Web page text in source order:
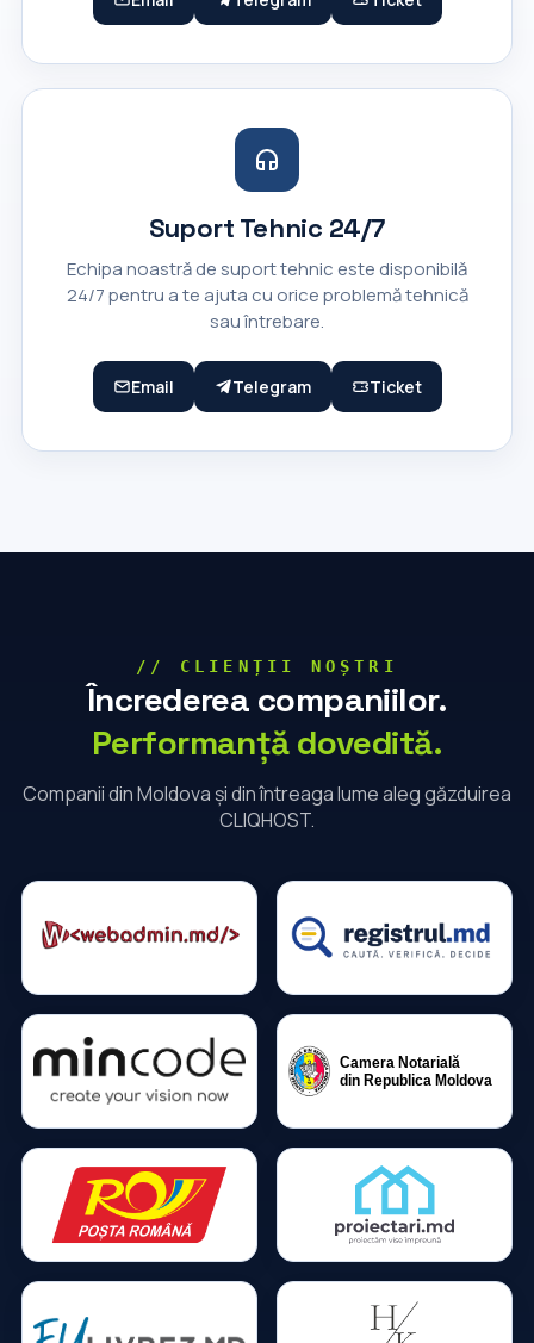
Suport Tehnic 24/7
Echipa noastră de suport tehnic este disponibilă
24/7 pentru a te ajuta cu orice problemă tehnică
sau întrebare.
Email Telegram Ticket
// CLIENȚII NOȘTRI
Încrederea companiilor.
Performanță dovedită.
Companii din Moldova și din întreaga lume aleg găzduirea
CLIQHOST.